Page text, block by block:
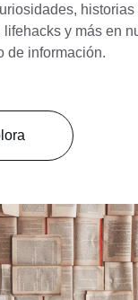
historias
y más en
de información.